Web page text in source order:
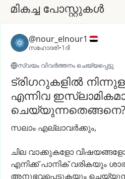
മികച്ച പോസ്റ്റുകൾ
@nour_elnour1
സഹോദരി•1ദി
സ്വയം വിവർത്തനം ചെയ്യപ്പെട്ടു
ട്രിഗറുകളിൽ
എന്നിവ
ചെയ്യുന്നതെങ്ങനെ?
സലാം എല്ലാവർക്കും,
ചില വാക്കുകളോ
എനിക്ക് പാനിക് വരികയും
അനുഭവപ്പെടുകയും